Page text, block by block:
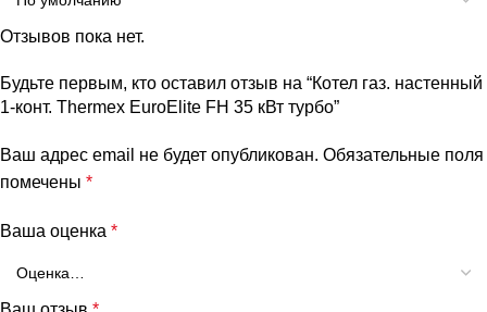
Отзывов пока нет.
Будьте первым, кто оставил отзыв на “Котел газ. настенный
1-конт. Thermex EuroElite FH 35 кВт турбо”
Ваш адрес email не будет опубликован. Обязательные поля
помечены *
Ваша оценка *